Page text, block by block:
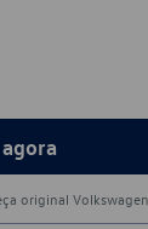
original Volkswagen